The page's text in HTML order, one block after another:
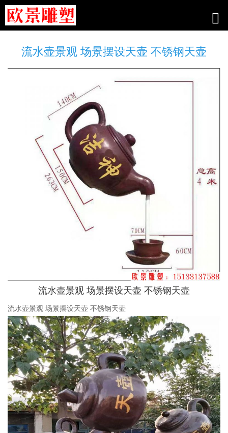
流水壶景观 场景摆设天壶 不锈钢天壶
流水壶景观 场景摆设天壶 不锈钢天壶
流水壶景观 场景摆设天壶 不锈钢天壶